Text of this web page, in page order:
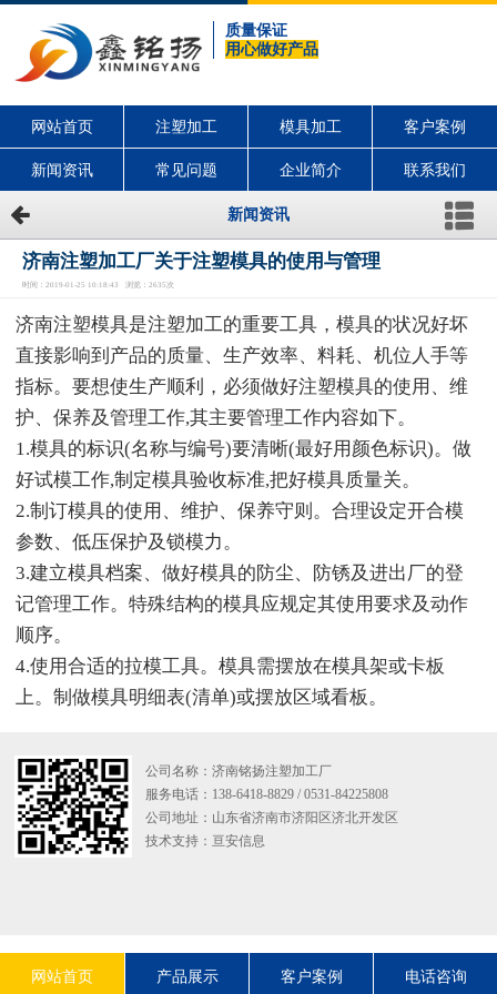
质量保证
用心做好产品
网站首页 注塑加工 模具加工 客户案例
新闻资讯 常见问题 企业简介 联系我们
新闻资讯
济南注塑加工厂关于注塑模具的使用与管理
时间：2019-01-25 10:18:43 浏览：2635次
济南注塑模具是注塑加工的重要工具，模具的状况好坏
直接影响到产品的质量、生产效率、料耗、机位人手等
指标。要想使生产顺利，必须做好注塑模具的使用、维
护、保养及管理工作,其主要管理工作内容如下。
1.模具的标识(名称与编号)要清晰(最好用颜色标识)。做
好试模工作,制定模具验收标准,把好模具质量关。
2.制订模具的使用、维护、保养守则。合理设定开合模
参数、低压保护及锁模力。
3.建立模具档案、做好模具的防尘、防锈及进出厂的登
记管理工作。特殊结构的模具应规定其使用要求及动作
顺序。
4.使用合适的拉模工具。模具需摆放在模具架或卡板
上。制做模具明细表(清单)或摆放区域看板。
公司名称：济南铭扬注塑加工厂
服务电话：138-6418-8829 / 0531-84225808
公司地址：山东省济南市济阳区济北开发区
技术支持： 亘安信息
网站首页 产品展示 客户案例 电话咨询